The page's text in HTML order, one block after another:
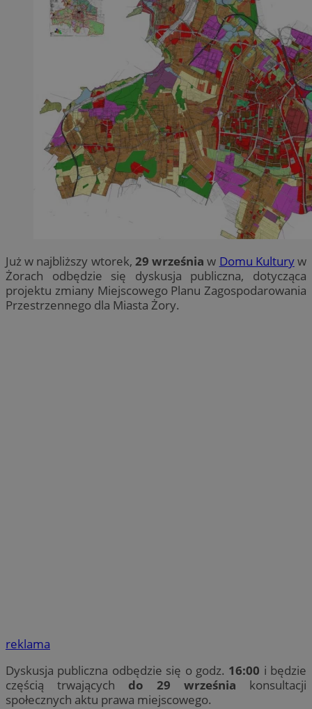
Już w najbliższy wtorek, 29 września w Domu Kulturyw
Żorach odbędzie się dyskusja publiczna, dotycząca
projektu zmiany Miejscowego Planu Zagospodarowania
Przestrzennego dla Miasta Żory.
reklama
Dyskusja publiczna odbędzie się o godz. 16:00 i będzie
częścią trwających do 29 września konsultacji
społecznych aktu prawa miejscowego.